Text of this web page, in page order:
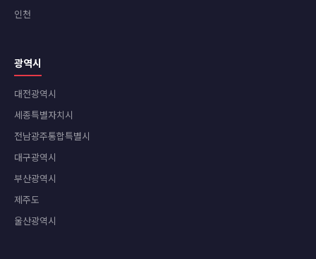
인천
광역시
대전광역시
세종특별자치시
전남광주통합특별시
대구광역시
부산광역시
제주도
울산광역시